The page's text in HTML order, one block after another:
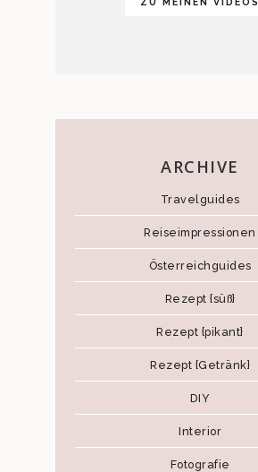
ARCHIVE
Travelguides
Reiseimpressionen
Österreichguides
Rezept {süß}
Rezept {pikant}
Rezept {Getränk}
DIY
Interior
Fotografie